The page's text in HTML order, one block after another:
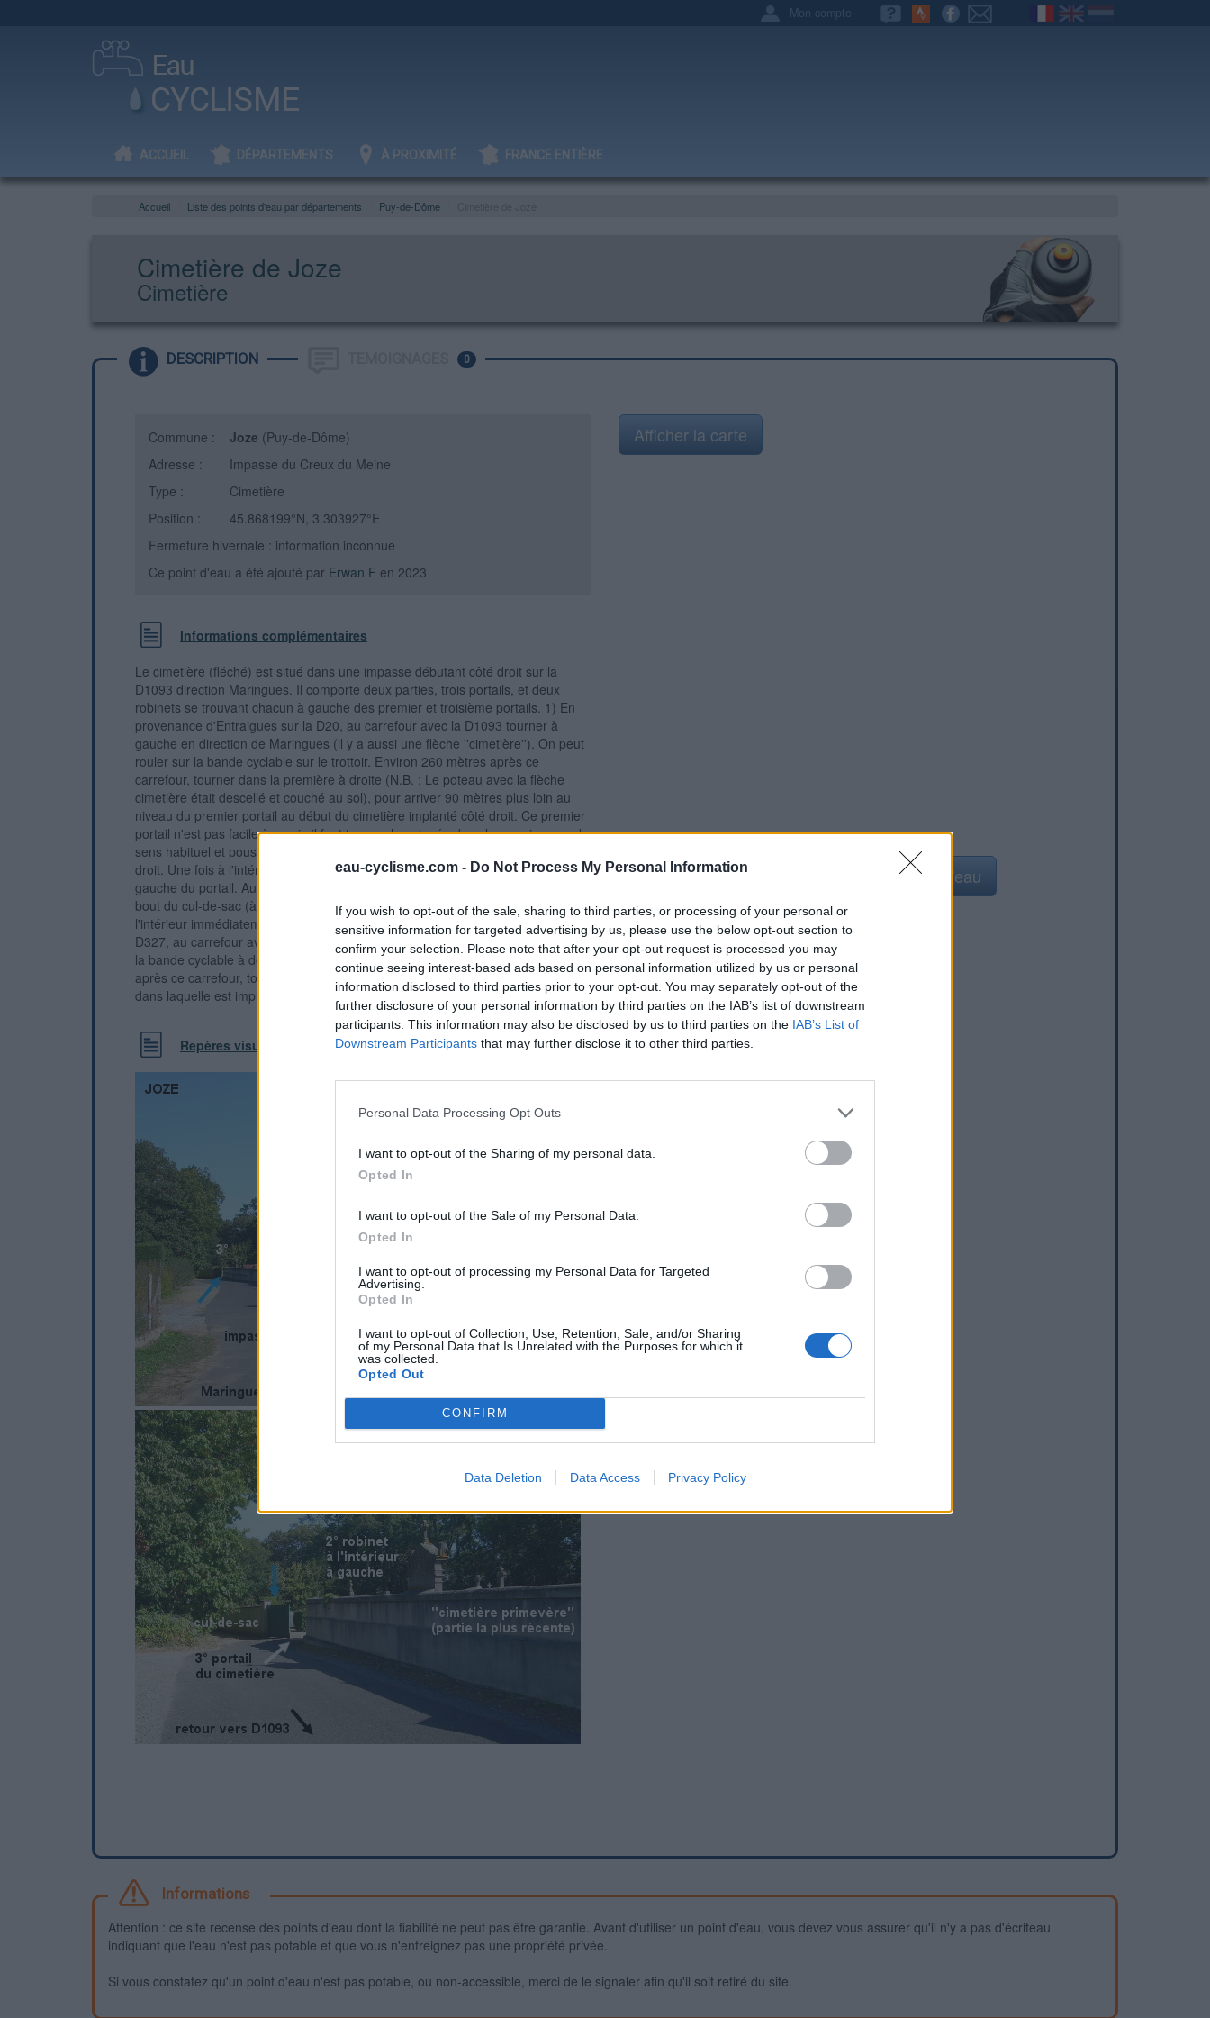
eau-cyclisme.com - Do Not Process My Personal Information
If you wish to opt-out of the sale, sharing to third parties, or processing of your personal or
sensitive information for targeted advertising by us, please use the below opt-out section to
confirm your selection. Please note that after your opt-out request is processed you may
continue seeing interest-based ads based on personal information utilized by us or personal
information disclosed to third parties prior to your opt-out. You may separately opt-out of the
further disclosure of your personal information by third parties on the IAB’s list of downstream
participants. This information may also be disclosed by us to third parties on the IAB’s List of
Downstream Participants that may further disclose it to other third parties.
Personal Data Processing Opt Outs
I want to opt-out of the Sharing of my personal data.
Opted In
I want to opt-out of the Sale of my Personal Data.
Opted In
I want to opt-out of processing my Personal Data for Targeted
Advertising.
Opted In
I want to opt-out of Collection, Use, Retention, Sale, and/or Sharing
of my Personal Data that Is Unrelated with the Purposes for which it
was collected.
Opted Out
CONFIRM
Data Deletion Data Access Privacy Policy
Mon compte
ACCUEIL DÉPARTEMENTS À PROXIMITÉ FRANCE ENTIÈRE
Accueil Liste des points d'eau par départements Puy-de-Dôme
Cimetière de Joze
Cimetière
DESCRIPTION 0
Commune : Joze (Puy-de-Dôme)
Adresse :
Impasse du Creux du Meine
Type :
Cimetière
Position :
45.868199°N, 3.303927°E
Fermeture hivernale : information inconnue
Ce point d'eau a été ajouté par Erwan F en 2023
Informations complémentaires
Le cimetière (fléché) est situé dans une impasse débutant côté droit sur la
D1093 direction Maringues. Il comporte deux parties, trois portails, et deux
robinets se trouvant chacun à gauche des premier et troisième portails. 1) En
provenance d'Entraigues sur la D20, au carrefour avec la D1093 tourner à
gauche en direction de Maringues (il y a aussi une flèche ''cimetière''). On peut
rouler sur la bande cyclable sur le trottoir. Environ 260 mètres après ce
carrefour, tourner dans la première à droite (N.B. : Le poteau avec la flèche
cimetière était descellé et couché au sol), pour arriver 90 mètres plus loin au
niveau du premier portail au début du cimetière implanté côté droit. Ce premier
portail n'est pas facile à ouvrir, il faut tourner la poignée dans le sens inverse du
sens habituel et pousser fort le battant gauche en évitant d'entraîner le battant
droit. Une fois à l'intérieur, on trouvera le premier robinet fixé sur une tige à
gauche du portail. Autrement, on peut continuer jusqu'au troisième portail au
bout du cul-de-sac (à 80 mètres du premier) pour trouver le deuxième robinet à
l'intérieur immédiatement à gauche. 2) En provenance de Sainte-Laure sur la
D327, au carrefour avec la D1093 tourner à droite (peu après on peut prendre
la bande cyclable à double sens sur le trottoir de gauche). Environ 300 mètres
après ce carrefour, tourner dans la première à gauche : il s'agit de l'impasse
dans laquelle est implanté le cimetière.
Repères visuels
Afficher la carte
Signaler une erreur Ajouter un point d'eau
Informations
Attention : ce site recense des points d'eau dont la fiabilité ne peut pas être garantie. Avant d'utiliser un point d'eau, vous devez vous assurer qu'il n'y a pas d'écriteau
indiquant que l'eau n'est pas potable et que vous n'enfreignez pas une propriété privée.
Si vous constatez qu'un point d'eau n'est pas potable, ou non-accessible, merci de le signaler afin qu'il soit retiré du site.